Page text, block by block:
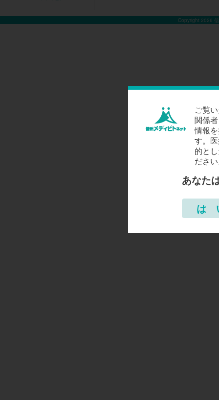
Copyright 2026
ご覧
関係
情報
す。
的と
ださ
あなた
は